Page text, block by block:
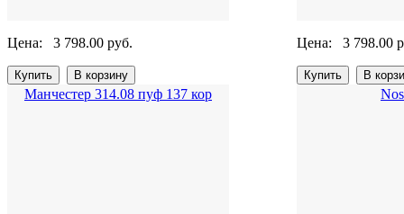
Цена: 3 798.00 руб. Цена: 3 798.00
Манчестер 314.08 пуф 137 кор